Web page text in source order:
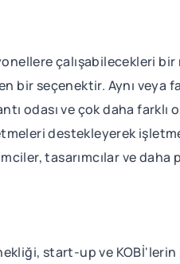
çalışabilecekleri
bir seçenektir. Aynı veya
odası ve çok daha
destekleyerek
tasarımcılar ve daha
start-up ve